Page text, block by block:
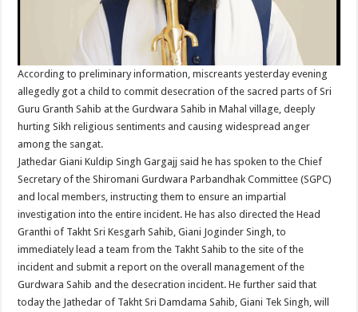
According to preliminary information, miscreants yesterday evening
allegedly got a child to commit desecration of the sacred parts of Sri
Guru Granth Sahib at the Gurdwara Sahib in Mahal village, deeply
hurting Sikh religious sentiments and causing widespread anger
among the sangat.
Jathedar Giani Kuldip Singh Gargajj said he has spoken to the Chief
Secretary of the Shiromani Gurdwara Parbandhak Committee (SGPC)
and local members, instructing them to ensure an impartial
investigation into the entire incident. He has also directed the Head
Granthi of Takht Sri Kesgarh Sahib, Giani Joginder Singh, to
immediately lead a team from the Takht Sahib to the site of the
incident and submit a report on the overall management of the
Gurdwara Sahib and the desecration incident. He further said that
today the Jathedar of Takht Sri Damdama Sahib, Giani Tek Singh, will